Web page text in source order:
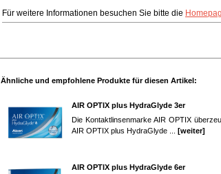
Für weitere Informationen besuchen Sie bitte die
Ähnliche und empfohlene Produkte für diesen Artikel:
AIR OPTIX plus HydraGlyde 3er
Die Kontaktlinsenmarke AIR OPTIX
AIR OPTIX plus HydraGlyde ... [weiter]
AIR OPTIX plus HydraGlyde 6er